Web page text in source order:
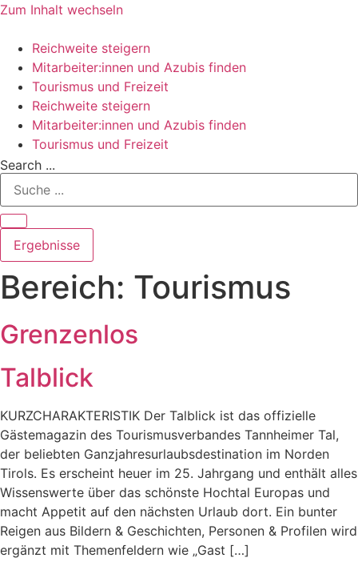
Zum Inhalt wechseln
Reichweite steigern
Mitarbeiter:innen und Azubis finden
Tourismus und Freizeit
Reichweite steigern
Mitarbeiter:innen und Azubis finden
Tourismus und Freizeit
Search ...
Ergebnisse
Bereich: Tourismus
Grenzenlos
Talblick
KURZCHARAKTERISTIK Der Talblick ist das offizielle
Gästemagazin des Tourismusverbandes Tannheimer Tal,
der beliebten Ganzjahresurlaubsdestination im Norden
Tirols. Es erscheint heuer im 25. Jahrgang und enthält alles
Wissenswerte über das schönste Hochtal Europas und
macht Appetit auf den nächsten Urlaub dort. Ein bunter
Reigen aus Bildern & Geschichten, Personen & Profilen wird
ergänzt mit Themenfeldern wie „Gast […]